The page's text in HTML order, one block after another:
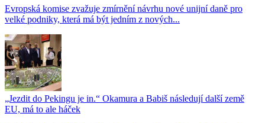
Evropská komise zvažuje zmírnění návrhu nové unijní daně pro
velké podniky, která má být jedním z nových...
„Jezdit do Pekingu je in.“ Okamura a Babiš následují další země
EU, má to ale háček